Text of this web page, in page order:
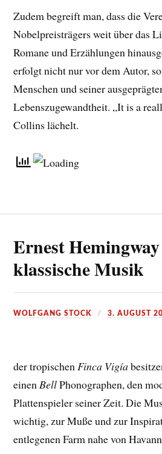
Zudem begreift man, dass die
Nobelpreisträgers weit über das
Romane und Erzählungen
erfolgt nicht nur vor dem Autor,
Menschen und seiner
Lebenszugewandtheit. „It is a
Collins lächelt.
Ernest
klassische Musik
WOLFGANG STOCK 3. AUGUST
der tropischenFinca Vigía
einenBellPhonographen, den
Plattenspieler seiner Zeit. Die
wichtig, zur Muße und zur
entlegenen Farm nahe von